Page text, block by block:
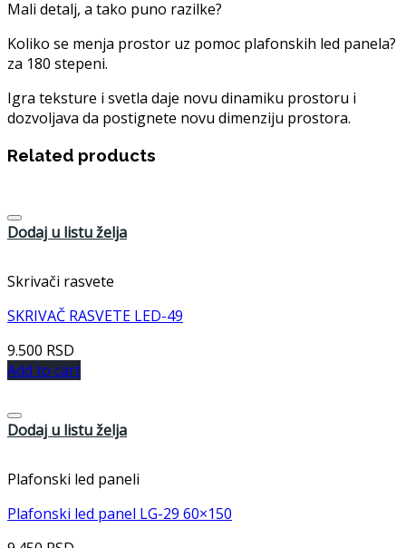
Mali detalj, a tako puno razilke?
Koliko se menja prostor uz pomoc plafonskih led panela?
za 180 stepeni.
Igra teksture i svetla daje novu dinamiku prostoru i
dozvoljava da postignete novu dimenziju prostora.
Related products
Dodaj u listu želja
Skrivači rasvete
SKRIVAČ RASVETE LED-49
9.500 RSD
Add to cart
Dodaj u listu želja
Plafonski led paneli
Plafonski led panel LG-29 60×150